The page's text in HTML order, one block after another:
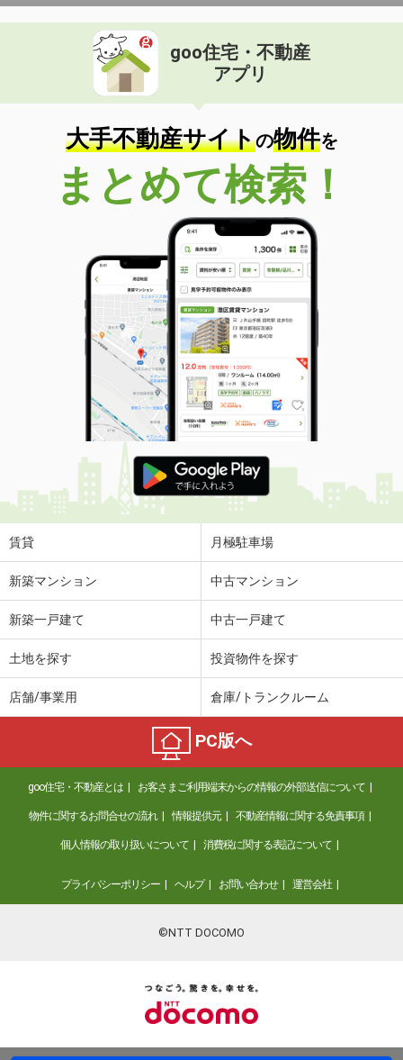
goo住宅・不動産
アプリ
大手不動産サイトの物件を
まとめて検索！
賃貸 月極駐車場
新築マンション 中古マンション
新築一戸建て 中古一戸建て
土地を探す 投資物件を探す
店舗/事業用 倉庫/トランクルーム
PC版へ
goo住宅・不動産とは お客さまご利用端末からの情報の外部送信について
物件に関するお問合せの流れ 情報提供元 不動産情報に関する免責事項
個人情報の取り扱いについて 消費税に関する表記について
プライバシーポリシー ヘルプ お問い合わせ 運営会社
©NTT DOCOMO